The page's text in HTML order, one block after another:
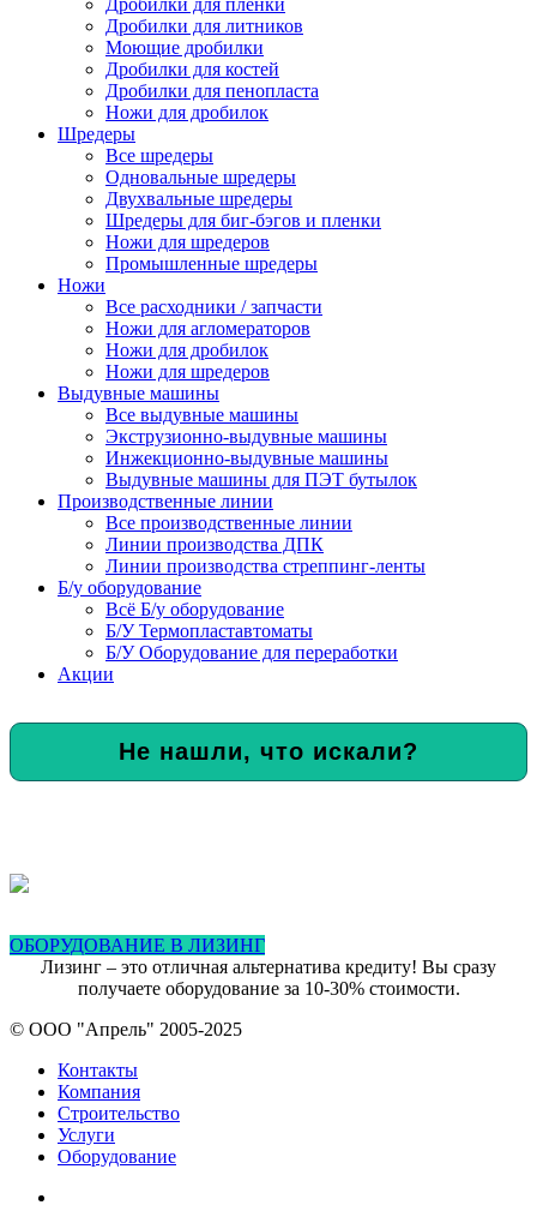
Дробилки для литников
Моющие дробилки
Дробилки для костей
Дробилки для пенопласта
Ножи для дробилок
Шредеры
Все шредеры
Одновальные шредеры
Двухвальные шредеры
Шредеры для биг-бэгов и пленки
Ножи для шредеров
Промышленные шредеры
Ножи
Все расходники / запчасти
Ножи для агломераторов
Ножи для дробилок
Ножи для шредеров
Выдувные машины
Все выдувные машины
Экструзионно-выдувные машины
Инжекционно-выдувные машины
Выдувные машины для ПЭТ бутылок
Производственные линии
Все производственные линии
Линии производства ДПК
Линии производства стреппинг-ленты
Б/у оборудование
Всё Б/у оборудование
Б/У Термопластавтоматы
Б/У Оборудование для переработки
Акции
Не нашли, что искали?
ОБОРУДОВАНИЕ В ЛИЗИНГ
Лизинг – это отличная альтернатива кредиту! Вы сразу
получаете оборудование за 10-30% стоимости.
© ООО "Апрель" 2005-2025
Контакты
Компания
Строительство
Услуги
Оборудование